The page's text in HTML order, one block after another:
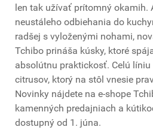
len tak užívať prítomný okamih.
neustáleho odbiehania do
radšej s vyloženými nohami,
Tchibo prináša kúsky, ktoré
absolútnu praktickosť. Celú
citrusov, ktorý na stôl vnesie
Novinky nájdete na e-shope
kamenných predajniach a
dostupný od 1. júna.